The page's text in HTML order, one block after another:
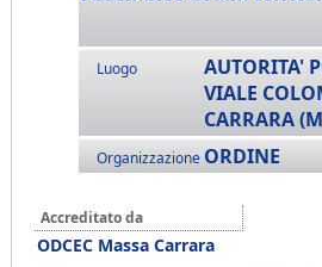
Luogo
AUTORITA'
VIALE
CARRARA
Organizzazione ORDINE
Accreditato da
ODCEC Massa Carrara